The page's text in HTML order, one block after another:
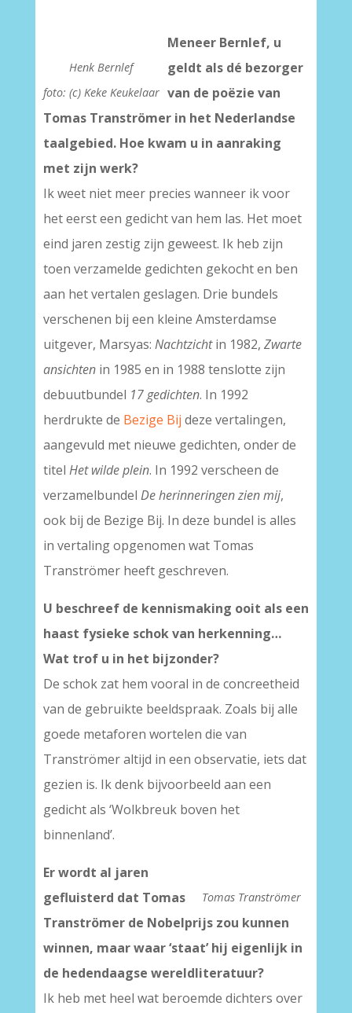
Henk Bernlef
foto: (c) Keke Keukelaar
Meneer Bernlef, u
geldt als dé bezorger
van de poëzie van
Tomas Tranströmer in het Nederlandse
taalgebied. Hoe kwam u in aanraking
met zijn werk?
Ik weet niet meer precies wanneer ik voor
het eerst een gedicht van hem las. Het moet
eind jaren zestig zijn geweest. Ik heb zijn
toen verzamelde gedichten gekocht en ben
aan het vertalen geslagen. Drie bundels
verschenen bij een kleine Amsterdamse
uitgever, Marsyas: Nachtzichtin 1982, Zwarte
ansichtenin 1985 en in 1988 tenslotte zijn
debuutbundel 17 gedichten. In 1992
herdrukte de Bezige Bij deze vertalingen,
aangevuld met nieuwe gedichten, onder de
titel Het wilde plein. In 1992 verscheen de
verzamelbundel De herinneringen zien mij,
ook bij de Bezige Bij. In deze bundel is alles
in vertaling opgenomen wat Tomas
Tranströmer heeft geschreven.
U beschreef de kennismaking ooit als een
haast fysieke schok van herkenning…
Wat trof u in het bijzonder?
De schok zat hem vooral in de concreetheid
van de gebruikte beeldspraak. Zoals bij alle
goede metaforen wortelen die van
Tranströmer altijd in een observatie, iets dat
gezien is. Ik denk bijvoorbeeld aan een
gedicht als ‘Wolkbreuk boven het
binnenland’.
Tomas Tranströmer
Er wordt al jaren
gefluisterd dat Tomas
Tranströmer de Nobelprijs zou kunnen
winnen, maar waar ‘staat’ hij eigenlijk in
de hedendaagse wereldliteratuur?
Ik heb met heel wat beroemde dichters over